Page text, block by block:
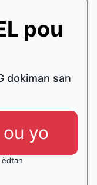
pou
dokiman san
yo